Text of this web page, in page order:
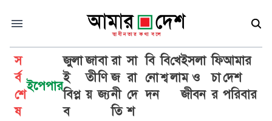
স
র্ব
শে
ষ
ইপেপার
জুলা
ই
বিপ্ল
ব
জা
তী
য়
বা
ণি
জ্য
রা
জ
নী
তি
সা
রা
দে
শ
বি
নো
দন
বি
শ্ব
খে
লা
ইসলা
ম ও
জীবন
ফি
চা
র
আমার
দেশ
পরিবার
ঈদ-ই-মিলাদুন্নবী